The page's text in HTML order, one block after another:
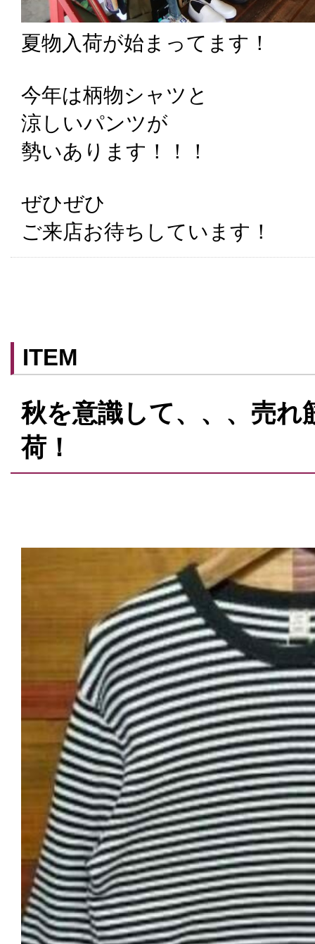
夏物入荷が始まってます！
今年は柄物シャツと
涼しいパンツが
勢いあります！！！
ぜひぜひ
ご来店お待ちしています！
ITEM
秋を意識して、、、売れ
荷！